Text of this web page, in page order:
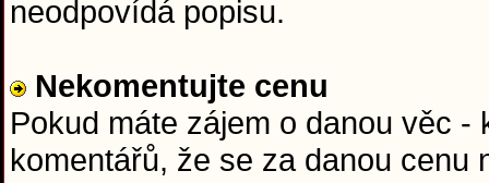
neodpovídá popisu.
Nekomentujte cenu
Pokud máte zájem o danou věc
komentářů, že se za danou